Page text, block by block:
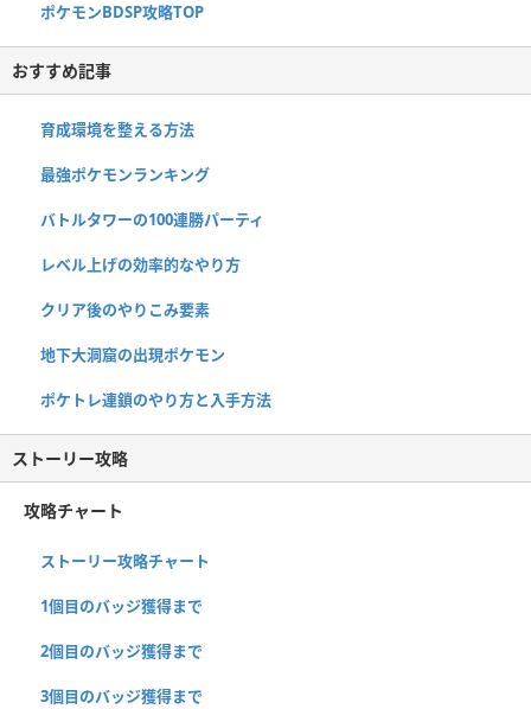
ポケモンBDSP攻略TOP
おすすめ記事
育成環境を整える方法
最強ポケモンランキング
バトルタワーの100連勝パーティ
レベル上げの効率的なやり方
クリア後のやりこみ要素
地下大洞窟の出現ポケモン
ポケトレ連鎖のやり方と入手方法
ストーリー攻略
攻略チャート
ストーリー攻略チャート
1個目のバッジ獲得まで
2個目のバッジ獲得まで
3個目のバッジ獲得まで